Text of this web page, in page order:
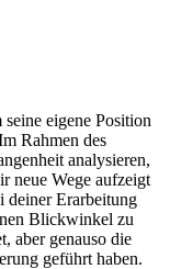
eigene Position
Rahmen des
analysieren,
neue Wege aufzeigt
deiner Erarbeitung
Blickwinkel zu
aber genauso die
geführt haben.